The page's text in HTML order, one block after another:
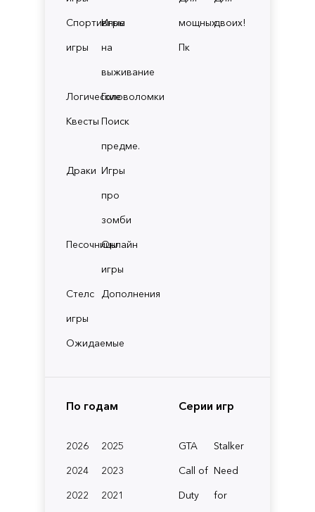
Спортивные
игры
Игры
на
выживание
ЛогическиеГоловоломки
Квесты Поиск
предме.
Драки Игры
про
зомби
ПесочницыОнлайн
игры
Стелс
игры
Дополнения
Ожидаемые
мощных
Пк
двоих!
По годам
2026
2025
2024
2023
2022
2021
Серии игр
GTA
Stalker
Call of
Duty
Need
for